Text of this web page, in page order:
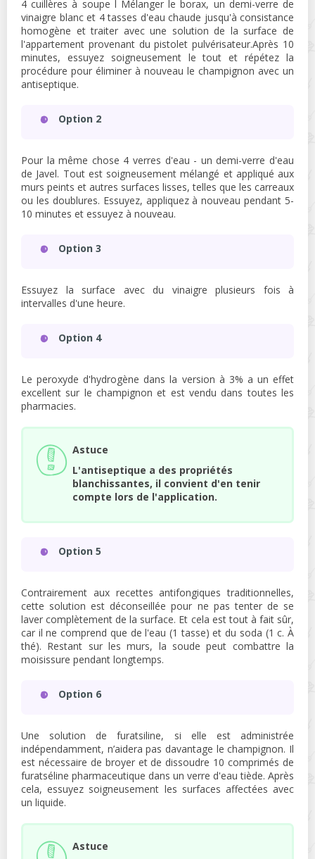
4 cuillères à soupe l Mélanger le borax, un demi-verre de
vinaigre blanc et 4 tasses d'eau chaude jusqu'à consistance
homogène et traiter avec une solution de la surface de
l'appartement provenant du pistolet pulvérisateur.Après 10
minutes, essuyez soigneusement le tout et répétez la
procédure pour éliminer à nouveau le champignon avec un
antiseptique.
Option 2
Pour la même chose 4 verres d'eau - un demi-verre d'eau
de Javel. Tout est soigneusement mélangé et appliqué aux
murs peints et autres surfaces lisses, telles que les carreaux
ou les doublures. Essuyez, appliquez à nouveau pendant 5-
10 minutes et essuyez à nouveau.
Option 3
Essuyez la surface avec du vinaigre plusieurs fois à
intervalles d'une heure.
Option 4
Le peroxyde d'hydrogène dans la version à 3% a un effet
excellent sur le champignon et est vendu dans toutes les
pharmacies.
Astuce
L'antiseptique a des propriétés
blanchissantes, il convient d'en tenir
compte lors de l'application.
Option 5
Contrairement aux recettes antifongiques traditionnelles,
cette solution est déconseillée pour ne pas tenter de se
laver complètement de la surface. Et cela est tout à fait sûr,
car il ne comprend que de l'eau (1 tasse) et du soda (1 c. À
thé). Restant sur les murs, la soude peut combattre la
moisissure pendant longtemps.
Option 6
Une solution de furatsiline, si elle est administrée
indépendamment, n’aidera pas davantage le champignon. Il
est nécessaire de broyer et de dissoudre 10 comprimés de
furatséline pharmaceutique dans un verre d'eau tiède. Après
cela, essuyez soigneusement les surfaces affectées avec
un liquide.
Astuce